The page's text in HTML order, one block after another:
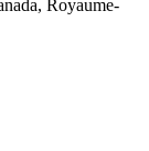
Royaume-